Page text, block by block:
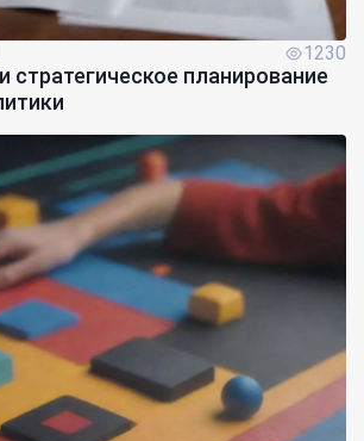
1230
стратегическое планирование